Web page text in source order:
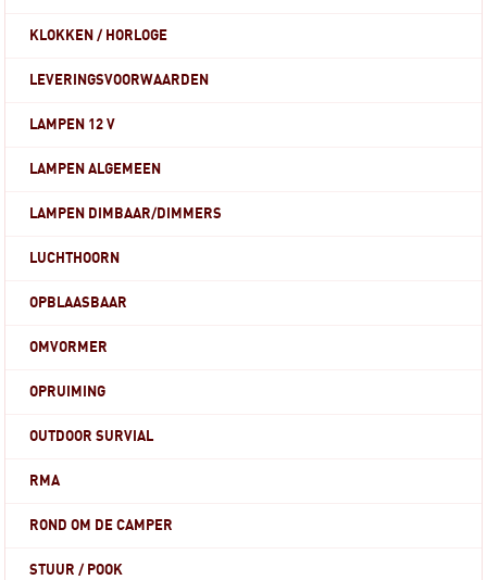
KLOKKEN / HORLOGE
LEVERINGSVOORWAARDEN
LAMPEN 12 V
LAMPEN ALGEMEEN
LAMPEN DIMBAAR/DIMMERS
LUCHTHOORN
OPBLAASBAAR
OMVORMER
OPRUIMING
OUTDOOR SURVIAL
RMA
ROND OM DE CAMPER
STUUR / POOK